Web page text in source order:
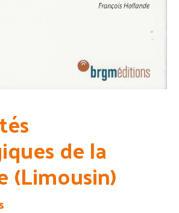
de la
(Limousin)